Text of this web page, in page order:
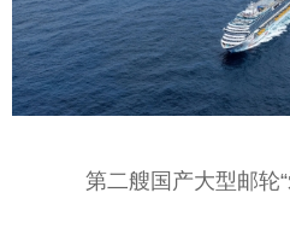
第二艘国产大型邮轮